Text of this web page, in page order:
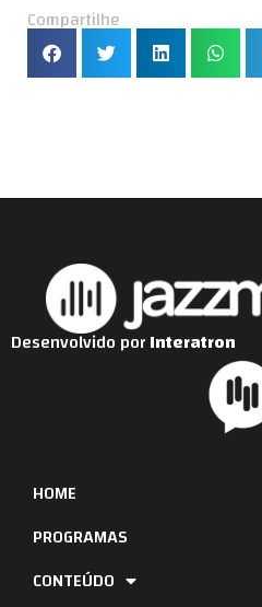
Compartilhe
HOME
PROGRAMAS
CONTEÚDO
Desenvolvido porInteratron